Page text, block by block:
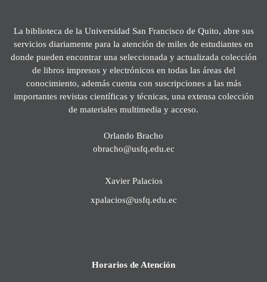
La biblioteca de la Universidad San Francisco de Quito, abre sus
servicios diariamente para la atención de miles de estudiantes en
donde pueden encontrar una seleccionada y actualizada colección
de libros impresos y electrónicos en todas las áreas del
conocimiento, además cuenta con suscripciones a las más
importantes revistas científicas y técnicas, una extensa colección
de materiales multimedia y acceso.
Orlando Bracho
obracho@usfq.edu.ec
Xavier Palacios
xpalacios@usfq.edu.ec
Horarios de Atención